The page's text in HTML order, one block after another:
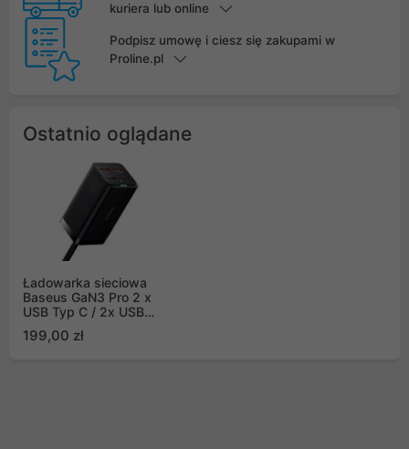
kuriera lub online
Podpisz umowę i ciesz się zakupami w
Proline.pl
Ostatnio oglądane
Ładowarka sieciowa
Baseus GaN3 Pro 2 x
USB Typ C / 2x USB
AFC czarny
199,00 zł